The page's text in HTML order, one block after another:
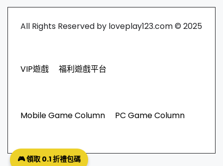
All Rights Reserved by loveplay123.com © 2025
VIP遊戲 福利遊戲平台
Mobile Game Column PC Game Column
🎮 領取 0.1 折禮包碼